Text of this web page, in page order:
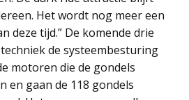
Het wordt nog meer een
deze tijd.” De komende drie
de systeembesturing
motoren die de gondels
en gaan de 118 gondels